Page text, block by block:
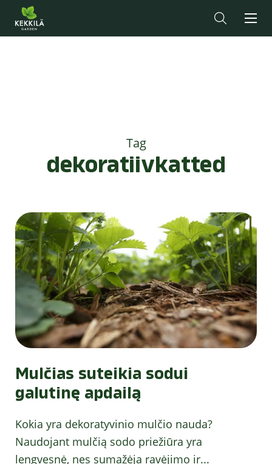
Tag
dekoratiivkatted
Mulčias suteikia sodui
galutinę apdailą
Kokia yra dekoratyvinio mulčio nauda?
Naudojant mulčią sodo priežiūra yra
lengvesnė, nes sumažėja ravėjimo ir...